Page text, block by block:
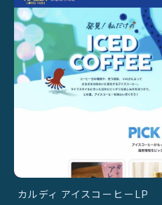
カルディ アイスコーヒーLP